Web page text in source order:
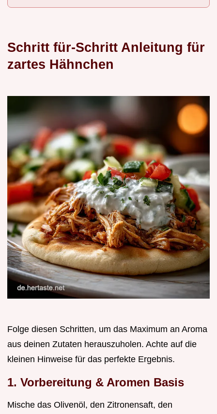
Schritt für-Schritt Anleitung für
zartes Hähnchen
Folge diesen Schritten, um das Maximum an Aroma
aus deinen Zutaten herauszuholen. Achte auf die
kleinen Hinweise für das perfekte Ergebnis.
1. Vorbereitung & Aromen Basis
Mische das Olivenöl, den Zitronensaft, den